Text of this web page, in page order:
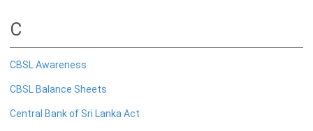
நாணயக் கொள்கை
C
CBSL Awareness
CBSL Balance Sheets
Central Bank of Sri Lanka Act